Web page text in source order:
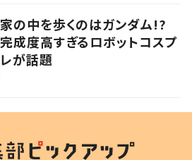
家の中を歩くのはガンダム!?
完成度高すぎるロボットコスプ
レが話題